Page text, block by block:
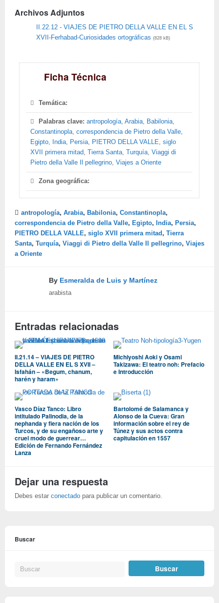
Archivos Adjuntos
II.22.12 - VIAJES DE PIETRO DELLA VALLE EN EL S
XVII-Ferhabad-Curiosidades ortográficas (828 kB)
Ficha Técnica
Temática:
Palabras clave: antropología,Arabia, Babilonia,
Constantinopla,correspondencia de Pietro della Valle,
Egipto, India, Persia, PIETRO DELLA VALLE,siglo
XVII primera mitad, Tierra Santa, Turquía,Viaggi di
Pietro della Valle Il pellegrino,Viajes a Oriente
Zona geográfica:
antropología, Arabia, Babilonia, Constantinopla,
correspondencia de Pietro della Valle, Egipto, India, Persia,
PIETRO DELLA VALLE, siglo XVII primera mitad , Tierra
Santa, Turquía, Viaggi di Pietro della Valle Il pellegrino, Viajes
a Oriente
By Esmeralda de Luis y Martínez
arabista
Entradas relacionadas
II.21.14 – VIAJES DE PIETRO
DELLA VALLE EN EL S XVII –
Isfahán – «Begum, chanum,
harén y haram»
Michiyoshi Aoki y Osami
Takizawa: El teatro noh: Prefacio
e Introducción
Vasco Díaz Tanco: Libro
intitulado Palinodia, de la
nephanda y fiera nación de los
Turcos, y de su engañoso arte y
cruel modo de guerrear…
Edición de Fernando Fernández
Lanza
Bartolomé de Salamanca y
Alonso de la Cueva: Gran
información sobre el rey de
Túnez y sus actos contra
capitulación en 1557
Dejar una respuesta
Debes estar conectado para publicar un comentario.
Buscar